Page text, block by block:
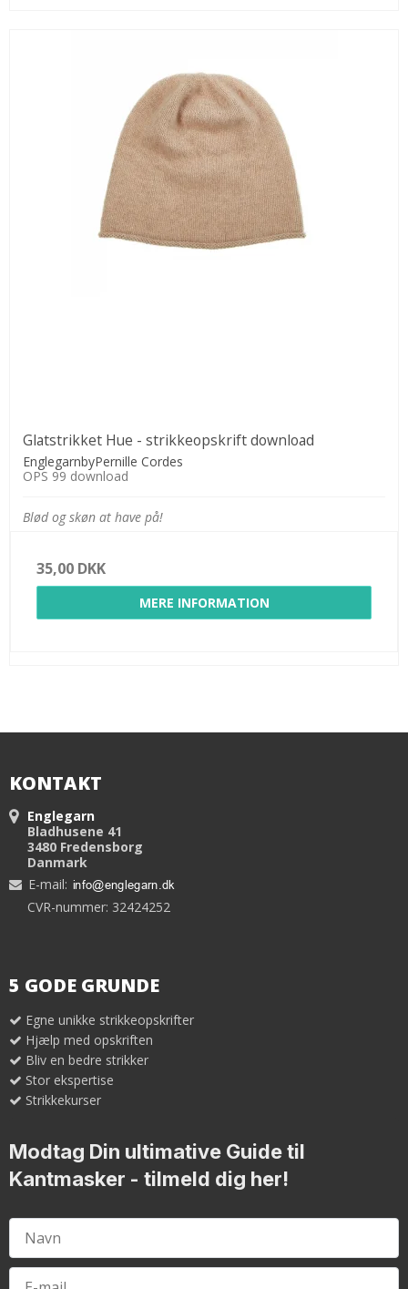
Glatstrikket Hue - strikkeopskrift download
EnglegarnbyPernille Cordes
OPS 99 download
Blød og skøn at have på!
35,00 DKK
MERE INFORMATION
KONTAKT
Englegarn
Bladhusene 41
3480 Fredensborg
Danmark
E-mail:
CVR-nummer: 32424252
5 GODE GRUNDE
Egne unikke strikkeopskrifter
Hjælp med opskriften
Bliv en bedre strikker
Stor ekspertise
Strikkekurser
Modtag Din ultimative Guide til
Kantmasker - tilmeld dig her!